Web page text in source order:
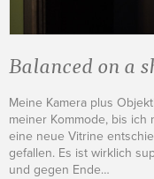
Balanced on a
Meine Kamera plus
meiner Kommode, bis
eine neue Vitrine
gefallen. Es ist wirklich
und gegen Ende…